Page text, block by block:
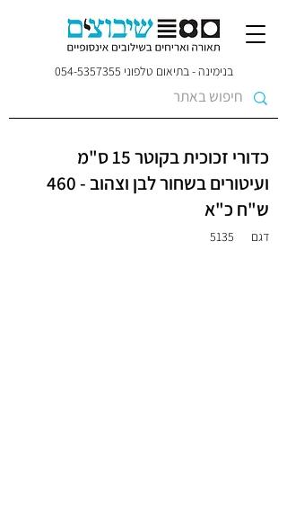
בנימינה - בתיאום טלפוני 054-5357355
כדורי זכוכית בקוטר 15 ס"מ
ועיטורים בשחור לבן וצהוב - 460
ש"ח כ"א
דגם 5135